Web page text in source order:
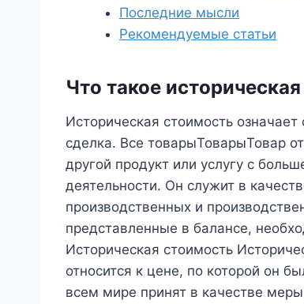
Последние мысли
Рекомендуемые статьи
Что такое
Историческая стоимость
сделка. Все товарыТоварыТовар
другой продукт или услугу с
деятельности. Он служит в
производственных и
представленные в балансе,
Историческая стоимость
относится к цене, по которой он
всем мире принят в качестве